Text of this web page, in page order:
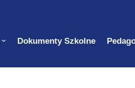
Dokumenty Szkolne